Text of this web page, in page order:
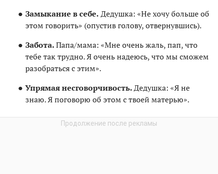
Замыкание в себе. Дедушка: «Не хочу больше об
этом говорить» (опустив голову, отвернувшись).
Забота.Папа/мама: «Мне очень жаль, пап, что
тебе так трудно. Я очень надеюсь, что мы сможем
разобраться с этим».
Упрямая несговорчивость.Дедушка: «Я не
знаю. Я поговорю об этом с твоей матерью».